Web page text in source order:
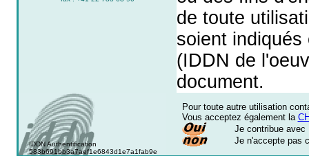
de toute
soient
(IDDN de
document.
IDDN Authentification
583b691bb3a7aef1e6843d1e7a1fab9e
Pour toute autre utilisation
Vous acceptez également la
Je contribue avec
Je n'accepte pas